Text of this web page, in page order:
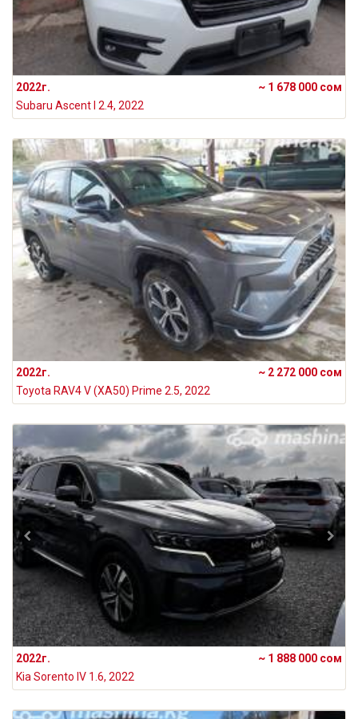
2022г.
~ 1 678 000 сом
Subaru Ascent I 2.4, 2022
2022г.
~ 2 272 000 сом
Toyota RAV4 V (XA50) Prime 2.5, 2022
2022г.
~ 1 888 000 сом
Kia Sorento IV 1.6, 2022